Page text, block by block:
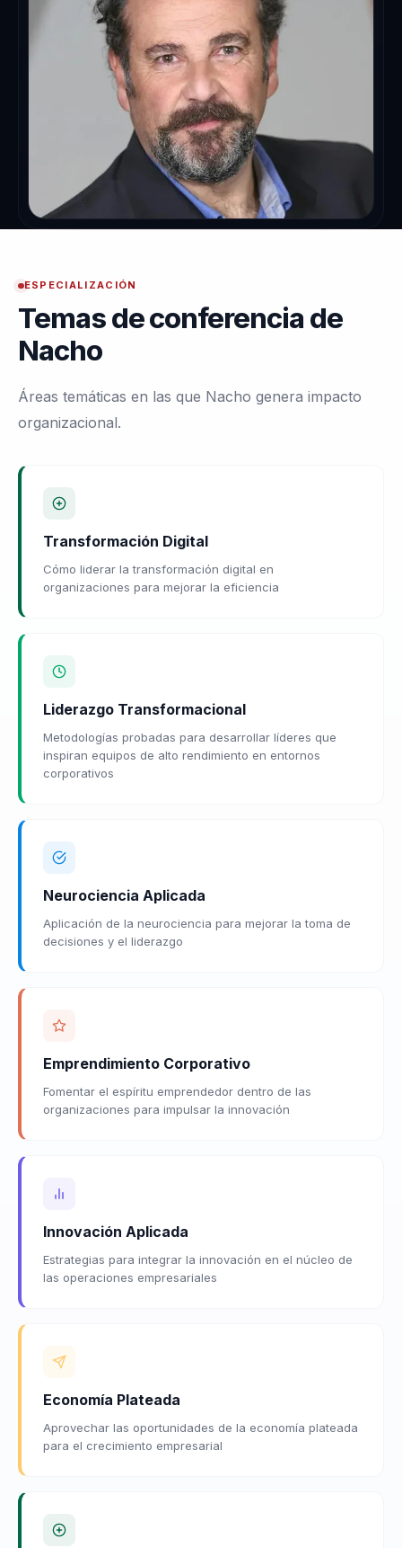
ESPECIALIZACIÓN
Temas de conferencia de
Nacho
Áreas temáticas en las que Nacho genera impacto
organizacional.
Transformación Digital
Cómo liderar la transformación digital en
organizaciones para mejorar la eficiencia
Liderazgo Transformacional
Metodologías probadas para desarrollar líderes que
inspiran equipos de alto rendimiento en entornos
corporativos
Neurociencia Aplicada
Aplicación de la neurociencia para mejorar la toma de
decisiones y el liderazgo
Emprendimiento Corporativo
Fomentar el espíritu emprendedor dentro de las
organizaciones para impulsar la innovación
Innovación Aplicada
Estrategias para integrar la innovación en el núcleo de
las operaciones empresariales
Economía Plateada
Aprovechar las oportunidades de la economía plateada
para el crecimiento empresarial